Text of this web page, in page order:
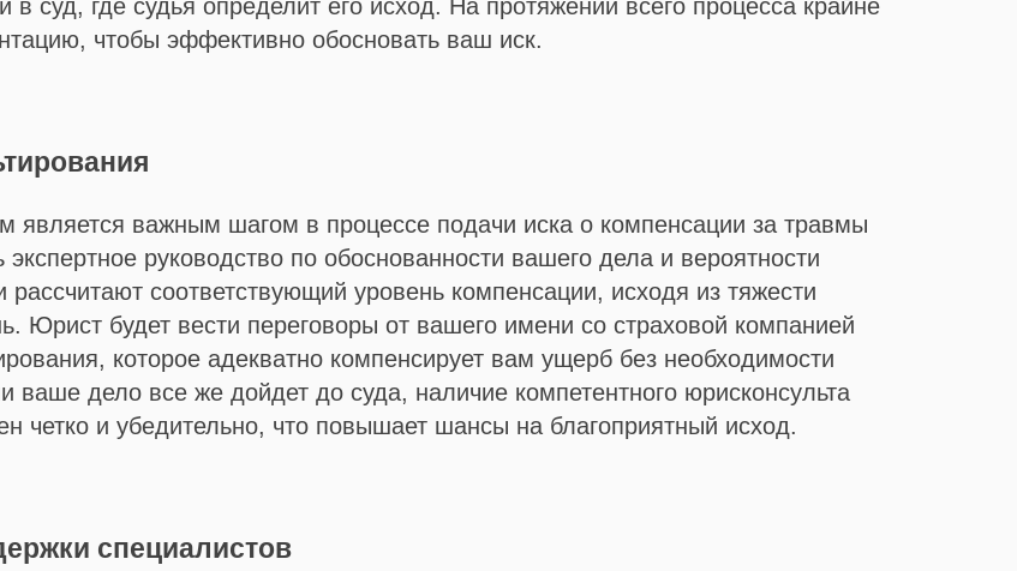
Р
И
Т
суд, где судья определит его исход. На протяжении всего процесса крайне
чтобы эффективно обосновать ваш иск.
важным шагом в процессе подачи иска о компенсации за травмы
руководство по обоснованности вашего дела и вероятности
соответствующий уровень компенсации, исходя из тяжести
будет вести переговоры от вашего имени со страховой компанией
которое адекватно компенсирует вам ущерб без необходимости
ваше дело все же дойдет до суда, наличие компетентного юрисконсульта
четко и убедительно, что повышает шансы на благоприятный исход.
специалистов